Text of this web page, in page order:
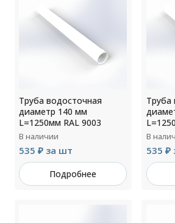
Труба водосточная
диаметр 140 мм
L=1250мм RAL 9003
В наличии
535 ₽ за шт
Подробнее
Труба
В
535 ₽